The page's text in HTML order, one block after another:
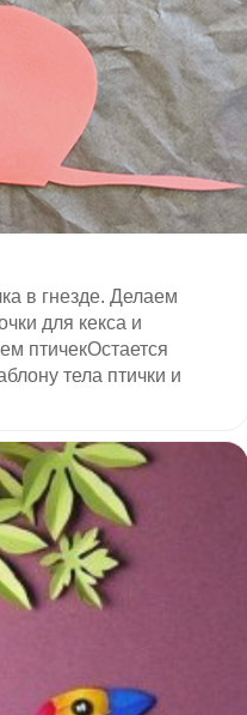
в гнезде. Делаем
для кекса и
птичекОстается
тела птички и